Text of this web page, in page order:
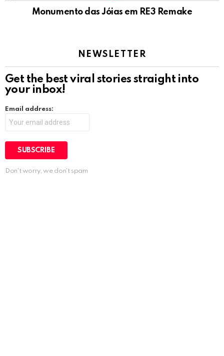
Monumento das Jóias em RE3 Remake
NEWSLETTER
Get the best viral stories straight into
your inbox!
Email address:
Don't worry, we don't spam